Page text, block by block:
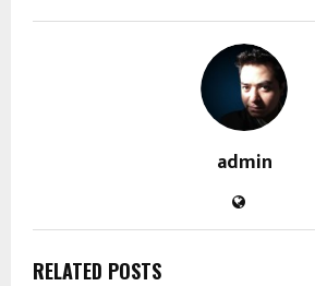
admin
RELATED POSTS